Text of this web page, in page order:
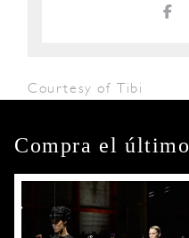
Courtesy of Tibi
Compra el